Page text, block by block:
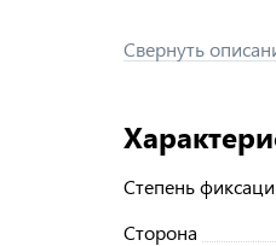
Свернуть
Степень
Сторона